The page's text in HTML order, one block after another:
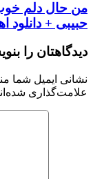
من حال دلم
حبیبی + دانلود
دیدگاهتان را
نشانی ایمیل شما
علامت‌گذاری